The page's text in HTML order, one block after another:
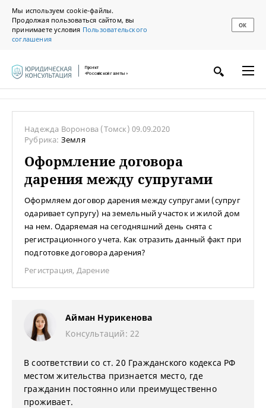
Мы используем cookie-файлы.
Продолжая пользоваться сайтом, вы
принимаете условия Пользовательского
соглашения
ОК
Проект
«Российской газеты»
Надежда Воронова (Томск)09.09.2020
Рубрика: Земля
Оформление договора
дарения между супругами
Оформляем договор дарения между супругами (супруг
одаривает супругу) на земельный участок и жилой дом
на нем. Одаряемая на сегодняшний день снята с
регистрационного учета. Как отразить данный факт при
подготовке договора дарения?
Регистрация, Дарение
Айман Нурикенова
Консультаций: 22
В соответствии со ст. 20 Гражданского кодекса РФ
местом жительства признается место, где
гражданин постоянно или преимущественно
проживает.